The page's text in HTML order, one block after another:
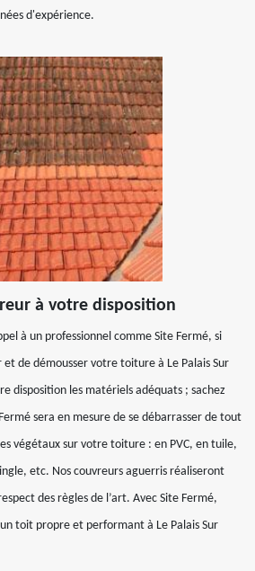
d'expérience.
à votre disposition
à un professionnel comme Site Fermé, si
de démousser votre toiture à Le Palais Sur
disposition les matériels adéquats ; sachez
sera en mesure de se débarrasser de tout
végétaux sur votre toiture : en PVC, en tuile,
etc. Nos couvreurs aguerris réaliseront
des règles de l’art. Avec Site Fermé,
toit propre et performant à Le Palais Sur